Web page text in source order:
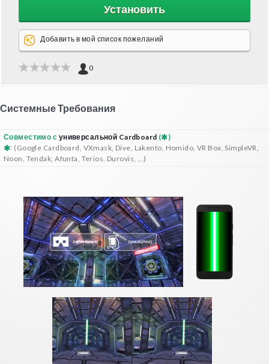
Установить
Добавить в мой список пожеланий
0
Системные Требования
Совместимо с универсальной Cardboard (
)
: (Google Cardboard, VXmask, Dive, Lakento, Homido, VR Box, SimpleVR,
Noon, Tendak, Afunta, Terios, Durovis, ...)